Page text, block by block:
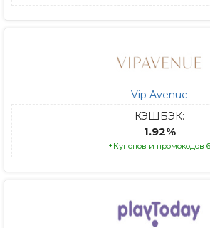
Vip Avenue
КЭШБЭК:
1.92%
+Купонов и промокодов 6